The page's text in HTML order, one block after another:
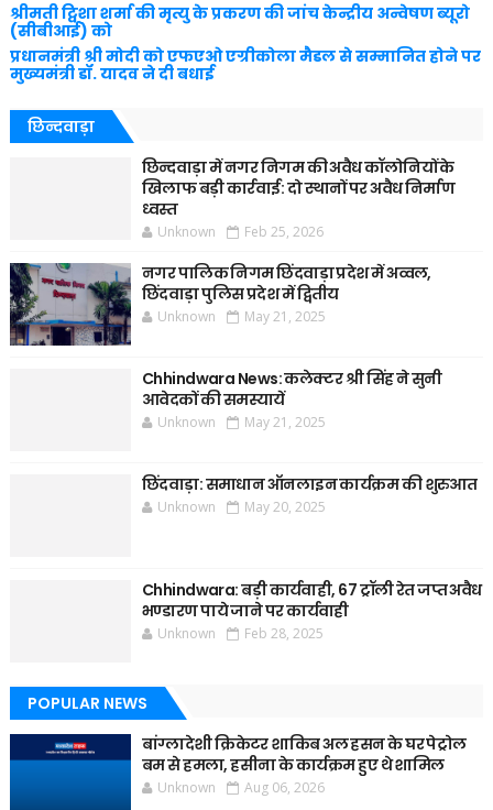
श्रीमती ट्विशा शर्मा की मृत्यु के प्रकरण की जांच केन्द्रीय अन्वेषण ब्यूरो
(सीबीआई) को
प्रधानमंत्री श्री मोदी को एफएओ एग्रीकोला मैडल से सम्मानित होने पर
मुख्यमंत्री डॉ. यादव ने दी बधाई
छिन्दवाड़ा
छिन्दवाड़ा में नगर निगम की अवैध कॉलोनियों के
खिलाफ बड़ी कार्रवाई: दो स्थानों पर अवैध निर्माण
ध्वस्त
Unknown Feb 25, 2026
नगर पालिक निगम छिंदवाड़ा प्रदेश में अव्वल,
छिंदवाड़ा पुलिस प्रदेश में द्वितीय
Unknown May 21, 2025
Chhindwara News: कलेक्टर श्री सिंह ने सुनी
आवेदकों की समस्यायें
Unknown May 21, 2025
छिंदवाड़ा: समाधान ऑनलाइन कार्यक्रम की शुरुआत
Unknown May 20, 2025
Chhindwara: बड़ी कार्यवाही, 67 ट्रॉली रेत जप्त अवैध
भण्डारण पाये जाने पर कार्यवाही
Unknown Feb 28, 2025
POPULAR NEWS
बांग्लादेशी क्रिकेटर शाकिब अल हसन के घर पेट्रोल
बम से हमला, हसीना के कार्यक्रम हुए थे शामिल
Unknown Aug 06, 2026